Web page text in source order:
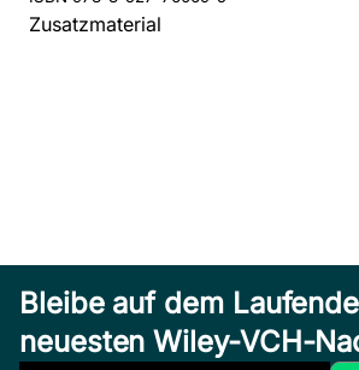
Zusatzmaterial
Bleibe auf dem
neuesten Wiley-VCH-